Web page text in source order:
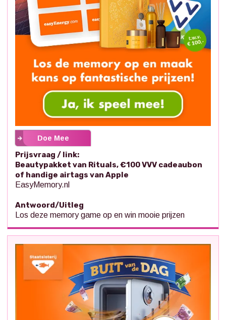
Doe Mee
Prijsvraag / link:
Beautypakket van Rituals, €100 VVV cadeaubon
of handige airtags van Apple
EasyMemory.nl
Antwoord/Uitleg
Los deze memory game op en win mooie prijzen